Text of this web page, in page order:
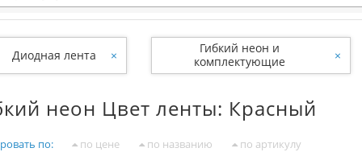
Диодная лента ×
Гибкий неон и
комплектующие
×
неон Цвет ленты: Красный
по: по цене по названию по артикулу